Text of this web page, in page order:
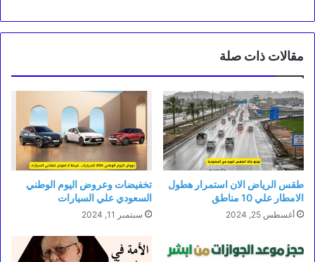
مقالات ذات صلة
طقس الرياض الان استمرار هطول
الامطار علي 10 مناطق
أغسطس 25, 2024
تخفيضات وعروض اليوم الوطني
السعودي علي السيارات
سبتمبر 11, 2024